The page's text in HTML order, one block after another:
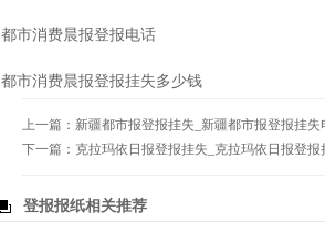
都市消费晨报登报电话
都市消费晨报登报挂失多少钱
上一篇： 新疆都市报登报挂失_新疆都市报登报挂失
下一篇： 克拉玛依日报登报挂失_克拉玛依日报登报
登报报纸相关推荐